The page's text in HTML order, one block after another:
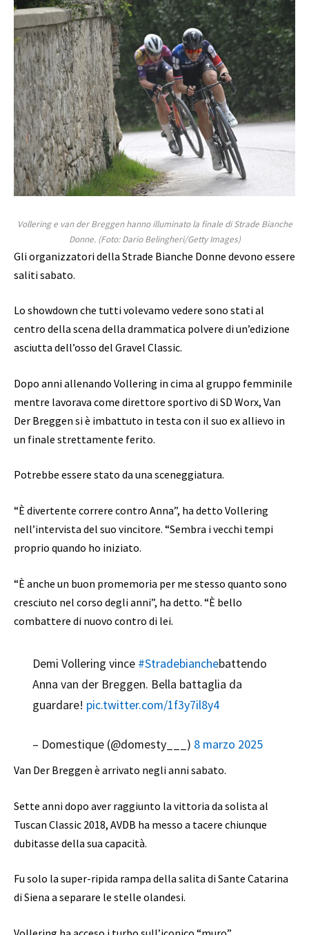
Vollering e van der Breggen hanno illuminato la finale di Strade Bianche
Donne. (Foto: Dario Belingheri/Getty Images)
Gli organizzatori della Strade Bianche Donne devono essere
saliti sabato.
Lo showdown che tutti volevamo vedere sono stati al
centro della scena della drammatica polvere di un’edizione
asciutta dell’osso del Gravel Classic.
Dopo anni allenando Vollering in cima al gruppo femminile
mentre lavorava come direttore sportivo di SD Worx, Van
Der Breggen si è imbattuto in testa con il suo ex allievo in
un finale strettamente ferito.
Potrebbe essere stato da una sceneggiatura.
“È divertente correre contro Anna”, ha detto Vollering
nell’intervista del suo vincitore. “Sembra i vecchi tempi
proprio quando ho iniziato.
“È anche un buon promemoria per me stesso quanto sono
cresciuto nel corso degli anni”, ha detto. “È bello
combattere di nuovo contro di lei.
Demi Vollering vince #Stradebianchebattendo
Anna van der Breggen. Bella battaglia da
guardare! pic.twitter.com/1f3y7il8y4
– Domestique (@domesty___) 8 marzo 2025
Van Der Breggen è arrivato negli anni sabato.
Sette anni dopo aver raggiunto la vittoria da solista al
Tuscan Classic 2018, AVDB ha messo a tacere chiunque
dubitasse della sua capacità.
Fu solo la super-ripida rampa della salita di Sante Catarina
di Siena a separare le stelle olandesi.